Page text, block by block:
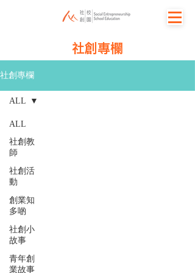
社創專欄
社創專欄
ALL
社創教
師
社創活
動
創業知
多啲
社創小
故事
青年創
業故事
ALL